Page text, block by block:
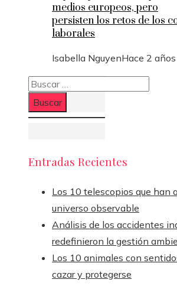
medios europeos, pero
persisten los retos de los
laborales
Isabella NguyenHace 2 años
Buscar:
Entradas Recientes
Los 10 telescopios que han
universo observable
Análisis de los accidentes
redefinieron la gestión
Los 10 animales con
cazar y protegerse